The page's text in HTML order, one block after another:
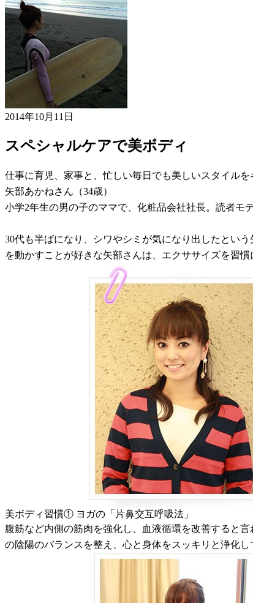
2014年10月11日
スペシャルケアで美ボディ
仕事に育児、家事と、忙しい毎日でも美しいスタイル
矢部あかねさん（34歳）
小学2年生の男の子のママで、化粧品会社社長。読者モ
30代も半ばになり、シワやシミが気になり出したとい
を動かすことが好きな矢部さんは、エクササイズを習
美ボディ習慣① ヨガの「片鼻交互呼吸法」
腹筋など内側の筋肉を強化し、血液循環を改善すると
の陰陽のバランスを整え、心と身体をスッキリと浄化